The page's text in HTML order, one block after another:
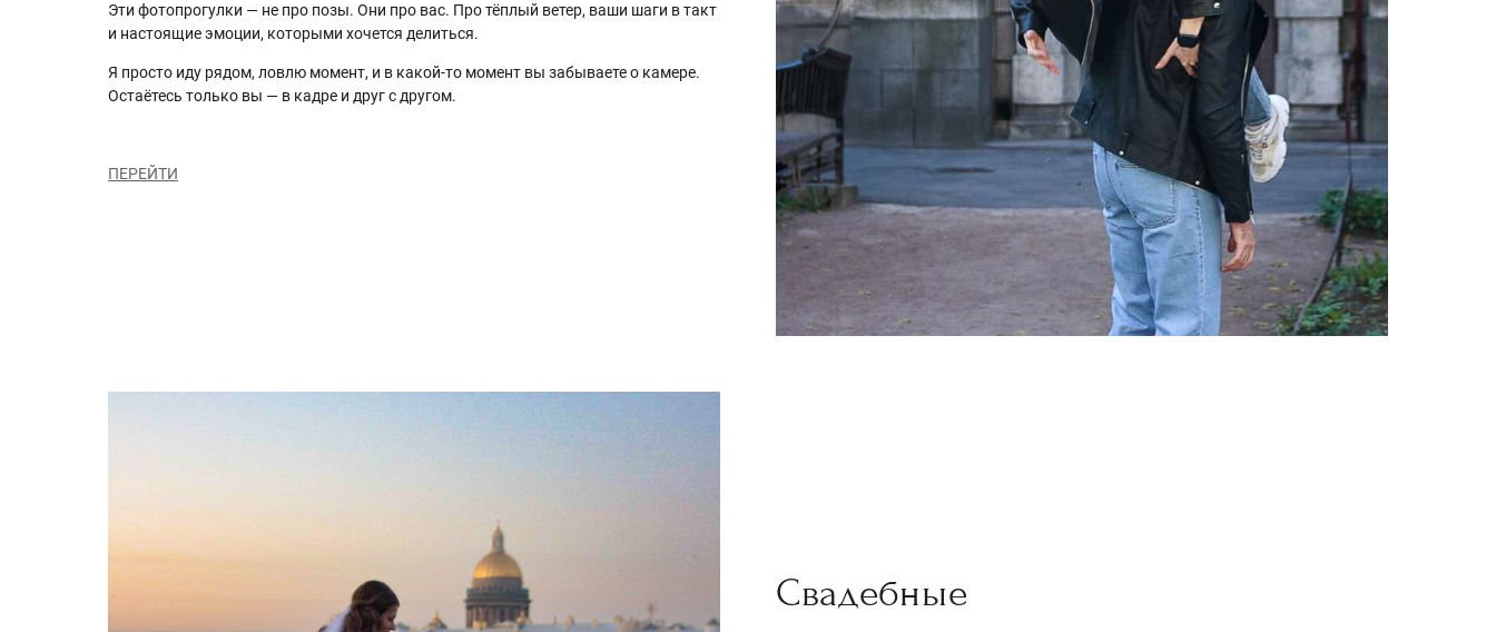
Эти фотопрогулки — не про позы. Они про вас. Про тёплый ветер, ваши шаги в такт
и настоящие эмоции, которыми хочется делиться.
Я просто иду рядом, ловлю момент, и в какой-то момент вы забываете о камере.
Остаётесь только вы — в кадре и друг с другом.
ПЕРЕЙТИ
Свадебные